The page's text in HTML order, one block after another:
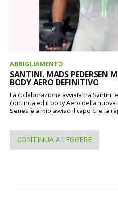
ABBIGLIAMENTO
SANTINI. MADS PEDERSEN
BODY AERO DEFINITIVO
La collaborazione avviata tra Santini
continua ed il body Aero della
Series è a mio avviso il capo che la
CONTINUA A LEGGERE